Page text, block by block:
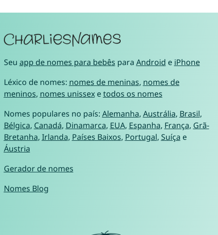
Seu app de nomes para bebês para Android e iPhone
Léxico de nomes: nomes de meninas, nomes de
meninos, nomes unissexetodos os nomes
Nomes populares no país: Alemanha, Austrália, Brasil,
Bélgica, Canadá, Dinamarca, EUA, Espanha, França, Grã-
Bretanha, Irlanda, Países Baixos, Portugal, Suíça e
Áustria
Gerador de nomes
Nomes Blog